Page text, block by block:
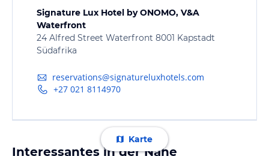
Signature Lux Hotel by ONOMO, V&A
Waterfront
24 Alfred Street Waterfront 8001 Kapstadt
Südafrika
reservations@signatureluxhotels.com
+27 021 8114970
Karte
Interessantes in der Nähe